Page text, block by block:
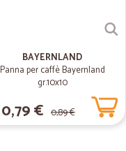
BAYERNLAND
Panna per caffè Bayernland
gr.10x10
0,79 € 0,89 €